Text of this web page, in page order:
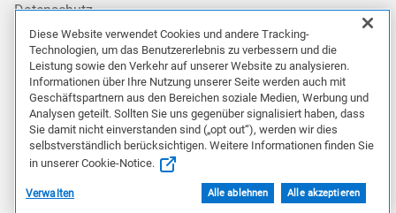
Datenschutz
Meine Datenschutzeinstellungen
Cookies, Werbung und Anzeigen
Rechtliches und Compliance
Diese Website verwendet Cookies und andere Tracking-
Technologien, um das Benutzererlebnis zu verbessern und die
Leistung sowie den Verkehr auf unserer Website zu analysieren.
Informationen über Ihre Nutzung unserer Seite werden auch mit
Geschäftspartnern aus den Bereichen soziale Medien, Werbung und
Analysen geteilt. Sollten Sie uns gegenüber signalisiert haben, dass
Sie damit nicht einverstanden sind („opt out“), werden wir dies
selbstverständlich berücksichtigen. Weitere Informationen finden Sie
in unserer Cookie-Notice.
Verwalten Alle ablehnen Alle akzeptieren